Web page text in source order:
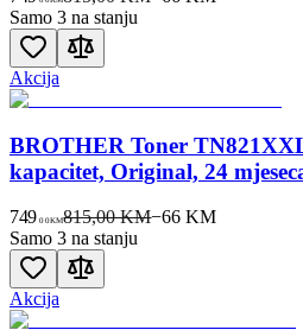
Samo 3 na stanju
Akcija
BROTHER Toner
kapacitet, Original, 24
749 00KM815,00 KM−66 KM
Samo 3 na stanju
Akcija